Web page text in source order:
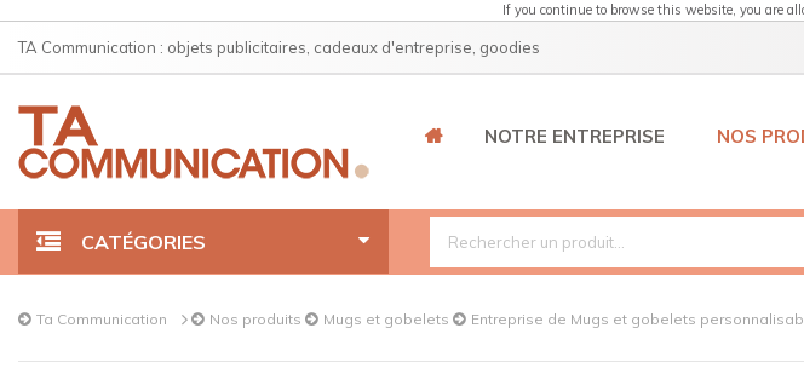
If you continue to browse this website, you are
TA Communication : objets publicitaires, cadeaux d'entreprise, goodies
NOTRE ENTREPRISE NOS
CATÉGORIES
Ta Communication Nos produits Mugs et gobelets Entreprise de Mugs et gobelets